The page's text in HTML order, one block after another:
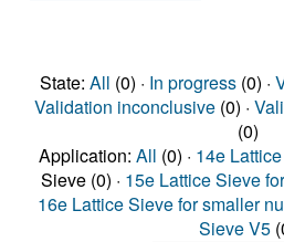
State: All (0) · In progress(0) ·
Validation inconclusive(0) ·
(0)
Application: All (0) · 14e
Sieve (0) · 15e Lattice Sieve
16e Lattice Sieve for smaller
Sieve V5